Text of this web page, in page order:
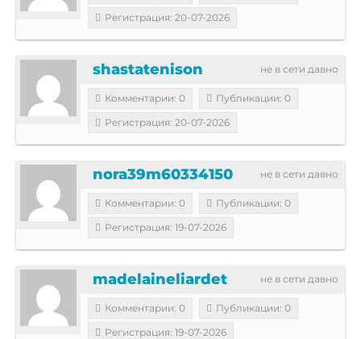
Регистрация: 20-07-2026
не в сети давно
shastatenison
Комментарии: 0
Публикации: 0
Регистрация: 20-07-2026
не в сети давно
nora39m60334150
Комментарии: 0
Публикации: 0
Регистрация: 19-07-2026
не в сети давно
madelaineliardet
Комментарии: 0
Публикации: 0
Регистрация: 19-07-2026